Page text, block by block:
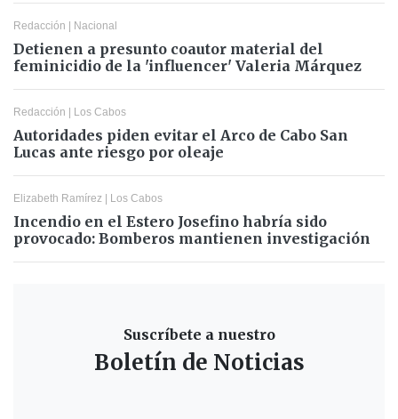
Redacción Nacional
Detienen a presunto coautor material del
feminicidio de la 'influencer' Valeria Márquez
Redacción Los Cabos
Autoridades piden evitar el Arco de Cabo San
Lucas ante riesgo por oleaje
Elizabeth Ramírez Los Cabos
Incendio en el Estero Josefino habría sido
provocado: Bomberos mantienen investigación
Suscríbete a nuestro
Boletín de Noticias